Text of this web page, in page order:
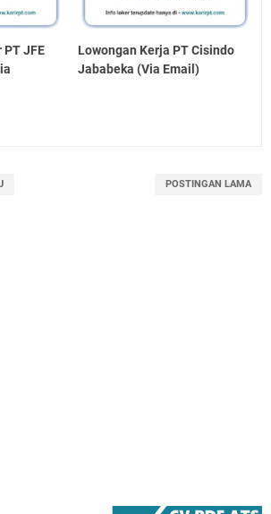
PT JFE
Lowongan Kerja PT Cisindo
Jababeka (Via Email)
POSTINGAN LAMA